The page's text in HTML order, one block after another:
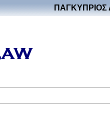
ΠΑΓΚΥΠΡΙΟΣ